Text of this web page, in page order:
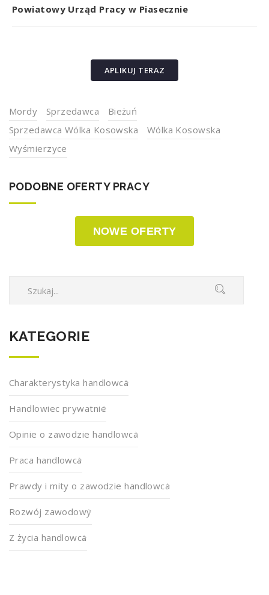
Powiatowy Urząd Pracy w Piasecznie
APLIKUJ TERAZ
Mordy Sprzedawca
Bieżuń
Sprzedawca Wólka Kosowska
Wólka Kosowska
Wyśmierzyce
PODOBNE OFERTY PRACY
NOWE OFERTY
KATEGORIE
Charakterystyka handlowca
Handlowiec prywatnie
Opinie o zawodzie handlowca
Praca handlowca
Prawdy i mity o zawodzie handlowca
Rozwój zawodowy
Z życia handlowca